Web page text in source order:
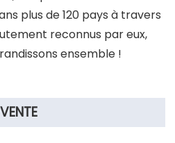
plus de 120 pays à travers
reconnus par eux,
ensemble !